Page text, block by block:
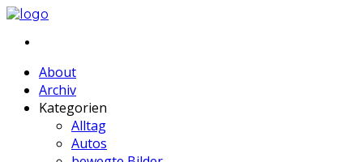
About
Archiv
Kategorien
Alltag
Autos